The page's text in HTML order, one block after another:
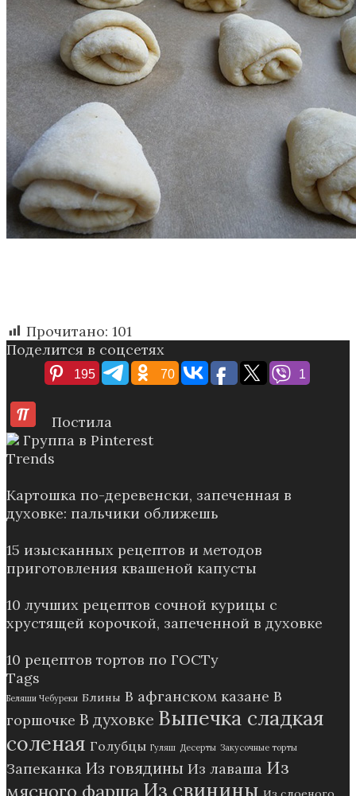
Прочитано: 101
Поделится в соцсетях
195 70 1
Постила
Группа в Pinterest
Trends
Картошка по-деревенски, запеченная в
духовке: пальчики оближешь
15 изысканных рецептов и методов
приготовления квашеной капусты
10 лучших рецептов сочной курицы с
хрустящей корочкой, запеченной в духовке
10 рецептов тортов по ГОСТу
Tags
Беляши Чебуреки Блины В афганском казане В
горшочке В духовке Выпечка сладкая
соленая Голубцы Гуляш Десерты Закусочные торты
Запеканка Из говядины Из лаваша Из
мясного фарша